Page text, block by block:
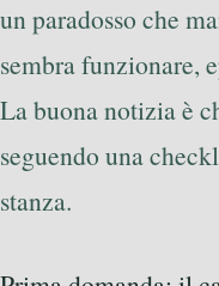
un paradosso che
sembra funzionare,
La buona notizia è
seguendo una
stanza.